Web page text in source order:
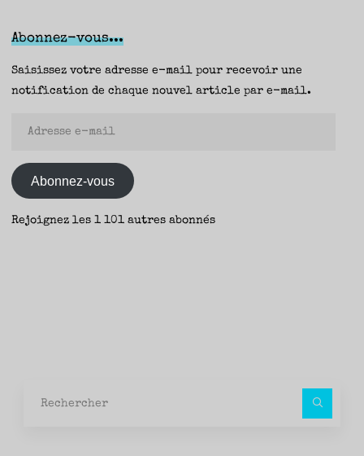
vallée
(&
quelques
Appalaches),
Ron
Abonnez-vous...
Saisissez votre adresse e-mail pour recevoir une
notification de chaque nouvel article par e-mail.
mail
Abonnez-vous
Rejoignez les 1 101 autres abonnés